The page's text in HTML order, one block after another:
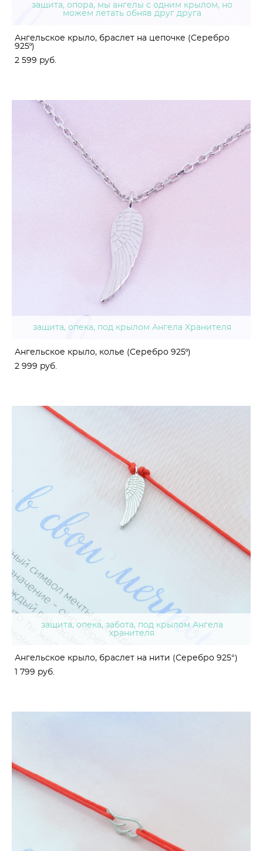
защита, опора, мы ангелы с одним крылом, но
можем летать обняв друг друга
Ангельское крыло, браслет на цепочке (Серебро
925º)
2 599 pуб.
защита, опека, под крылом Ангела Хранителя
Ангельское крыло, колье (Серебро 925º)
2 999 pуб.
защита, опека, забота, под крылом Ангела
хранителя
Ангельское крыло, браслет на нити (Серебро 925°)
1 799 pуб.